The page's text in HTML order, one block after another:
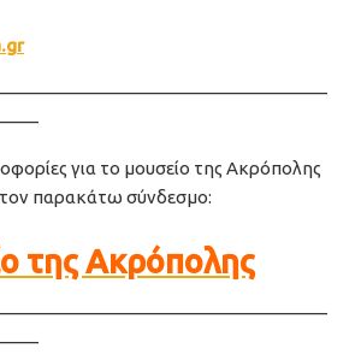
για το μουσείο της Ακρόπολης
παρακάτω σύνδεσμο:
της Ακρόπολης